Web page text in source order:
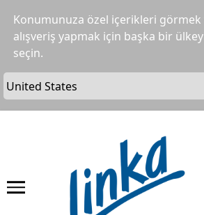
Konumunuza özel içerikleri görmek
alışveriş yapmak için başka bir
seçin.